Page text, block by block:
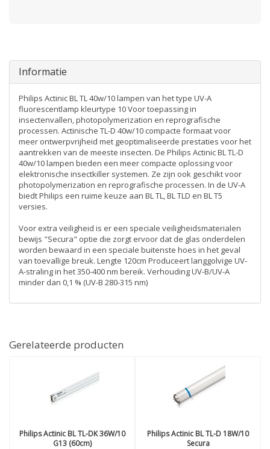
Informatie
Philips Actinic BL TL 40w/10 lampen van het type UV-A
fluorescentlamp kleurtype 10 Voor toepassing in
insectenvallen, photopolymerization en reprografische
processen. Actinische TL-D 40w/10 compacte formaat voor
meer ontwerpvrijheid met geoptimaliseerde prestaties voor het
aantrekken van de meeste insecten. De Philips Actinic BL TL-D
40w/10 lampen bieden een meer compacte oplossing voor
elektronische insectkiller systemen. Ze zijn ook geschikt voor
photopolymerization en reprografische processen. In de UV-A
biedt Philips een ruime keuze aan BL TL, BL TLD en BL T5
versies.
Voor extra veiligheid is er een speciale veiligheidsmaterialen
bewijs "Secura" optie die zorgt ervoor dat de glas onderdelen
worden bewaard in een speciale buitenste hoes in het geval
van toevallige breuk. Lengte 120cm Produceert langgolvige UV-
A-straling in het 350-400 nm bereik. Verhouding UV-B/UV-A
minder dan 0,1 % (UV-B 280-315 nm)
Gerelateerde producten
PhilipsActinic BL TL-DK 36W/10
G13 (60cm)
PhilipsActinic BL TL-D 18W/10
Secura